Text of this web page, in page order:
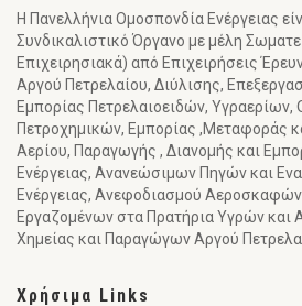
Η Πανελλήνια Ομοσπονδία Ενέργειας
Συνδικαλιστικό Όργανο με μέλη
Επιχειρησιακά) από Επιχειρήσεις
Αργού Πετρελαίου, Διύλισης,
Εμπορίας Πετρελαιοειδών, Υγραερίων,
Πετροχημικών, Εμπορίας ,Μεταφοράς
Αερίου, Παραγωγής , Διανομής και
Ενέργειας, Ανανεώσιμων Πηγών και
Ενέργειας, Ανεφοδιασμού Αεροσκαφών
Εργαζομένων στα Πρατήρια Υγρών και
Χημείας και Παραγώγων Αργού
Χρήσιμα Links